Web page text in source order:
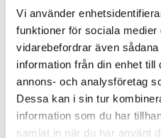
Vi använder
funktioner för sociala
vidarebefordrar även
information från din enhet till
annons- och analysföretag
Dessa kan i sin tur
information som du har
samlat in när du har använt
150 år av svenskt
Läs och ladda